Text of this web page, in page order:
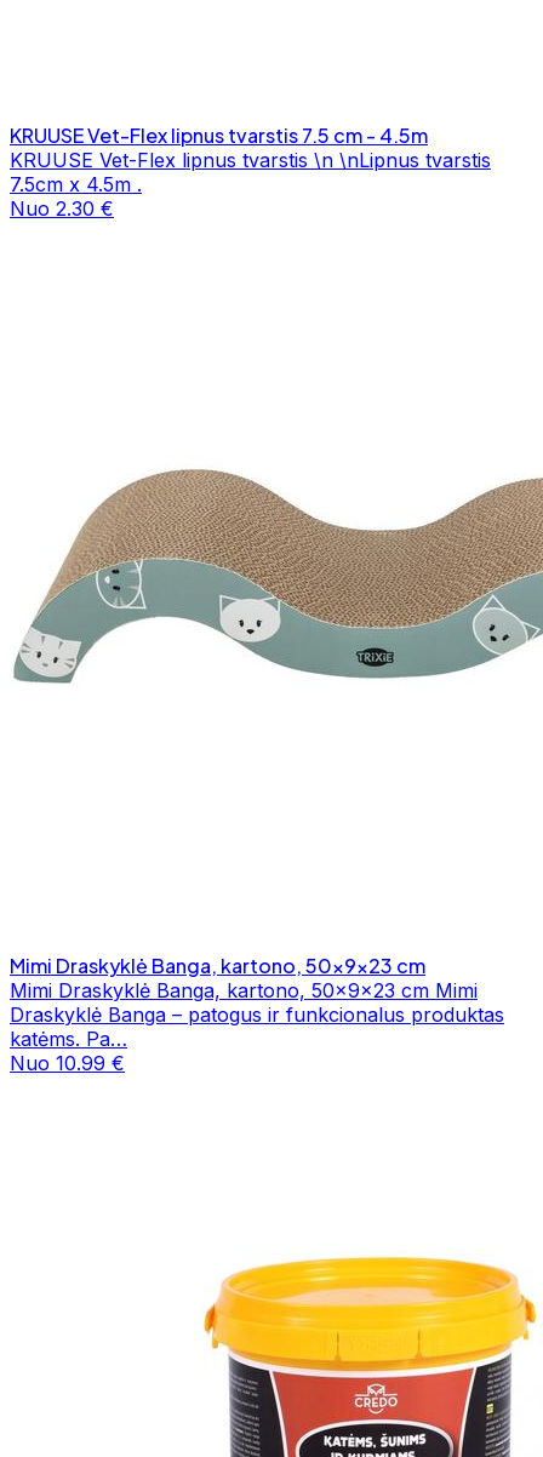
KRUUSE Vet-Flex lipnus tvarstis 7.5 cm - 4.5m
KRUUSE Vet-Flex lipnus tvarstis \n \nLipnus tvarstis
7.5cm x 4.5m .
Nuo 2.30 €
Mimi Draskyklė Banga, kartono, 50x9x23 cm
Mimi Draskyklė Banga, kartono, 50x9x23 cm Mimi
Draskyklė Banga – patogus ir funkcionalus produktas
katėms. Pa…
Nuo 10.99 €